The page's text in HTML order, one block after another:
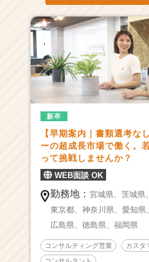
せ
ん
か？
|
ベ
ン
チ
長
企
業
か
ス
カ
ウ
ト
が
新卒
【早期案内｜書類選考な
ーの超成長市場で働く。
って挑戦しませんか？
WEB面談 OK
勤務地： 宮城県、 茨城県、
東京都、 神奈川県、 愛知県、
広島県、 徳島県、 福岡県
コンサルティング営業 カスタ